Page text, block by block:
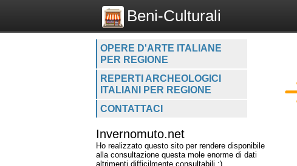
Beni-Culturali
OPERE D'ARTE ITALIANE
PER REGIONE
REPERTI ARCHEOLOGICI
ITALIANI PER REGIONE
CONTATTACI
Invernomuto.net
Ho realizzato questo sito per rendere disponibile
alla consultazione questa mole enorme di dati
altrimenti difficilmente consultabili :)